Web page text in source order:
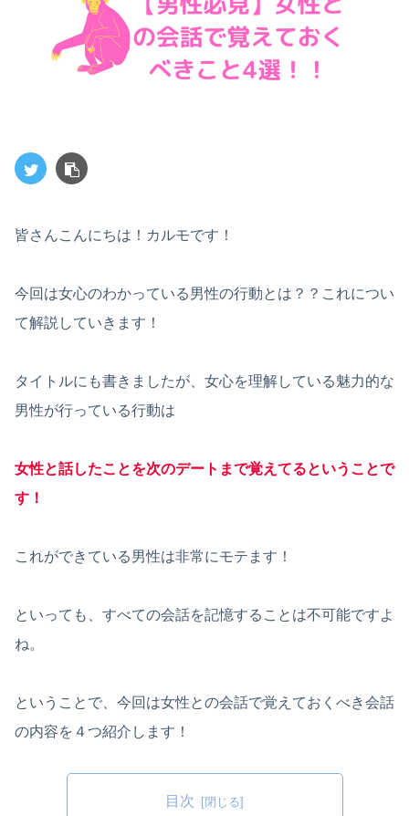
皆さんこんにちは！カルモです！
今回は女心のわかっている男性の行動とは？？これについ
て解説していきます！
タイトルにも書きましたが、女心を理解している魅力的な
男性が行っている行動は
女性と話したことを次のデートまで覚えてるということで
す！
これができている男性は非常にモテます！
といっても、すべての会話を記憶することは不可能ですよ
ね。
ということで、今回は女性との会話で覚えておくべき会話
の内容を４つ紹介します！
目次